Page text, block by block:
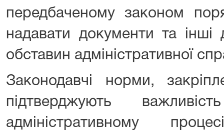
передбаченому законом
надавати документи та інші
обставин адміністративної
Законодавчі норми,
підтверджують
адміністративному